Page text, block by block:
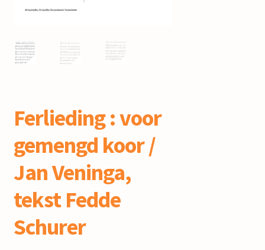
Ferlieding : voor
gemengd koor /
Jan Veninga,
tekst Fedde
Schurer